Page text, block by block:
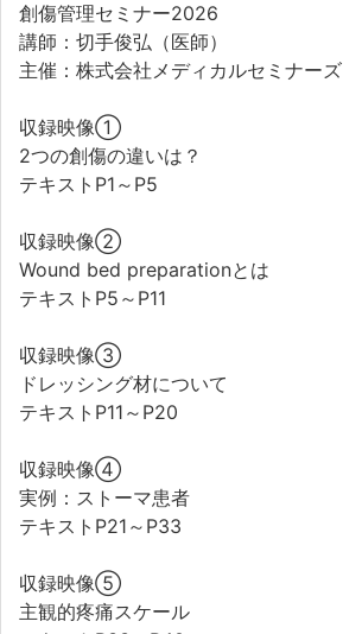
創傷管理セミナー2026
講師：切手俊弘（医師）
主催：株式会社メディカルセミナーズ
収録映像①
2つの創傷の違いは？
テキストP1～P5
収録映像②
Wound bed preparationとは
テキストP5～P11
収録映像③
ドレッシング材について
テキストP11～P20
収録映像④
実例：ストーマ患者
テキストP21～P33
収録映像⑤
主観的疼痛スケール